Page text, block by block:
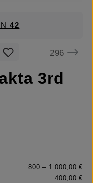
42
296
3rd
800 – 1.000,00 €
400,00 €